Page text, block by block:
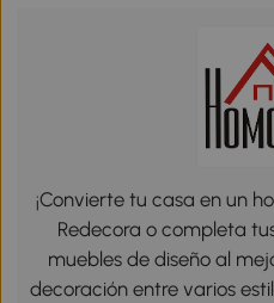
¡Convierte tu casa en un
Redecora o completa
muebles de diseño al
decoración entre varios